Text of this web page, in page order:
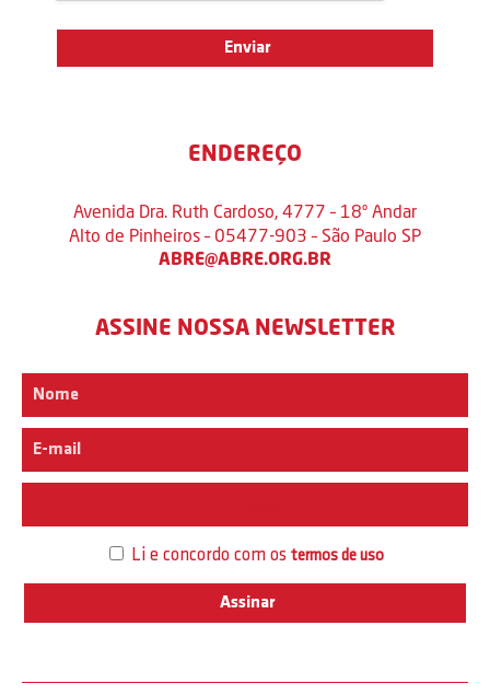
ENDEREÇO
Avenida Dra. Ruth Cardoso, 4777 – 18º Andar
Alto de Pinheiros – 05477-903 – São Paulo SP
ABRE@ABRE.ORG.BR
ASSINE NOSSA NEWSLETTER
Li e concordo com os termos de uso